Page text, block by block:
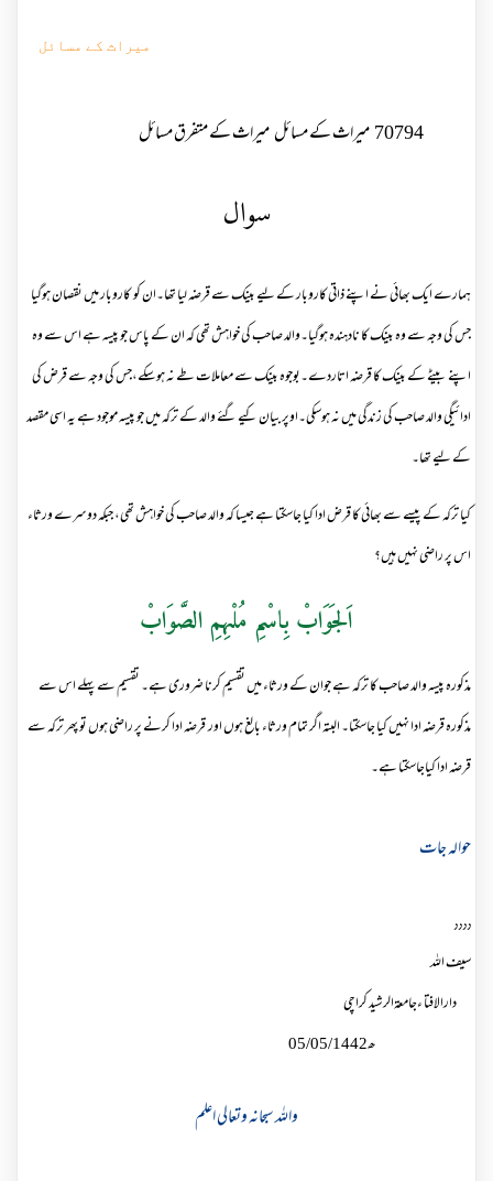
میراث کے مسائل
70794میراث کے مسائلمیراث کے متفرق مسائل
سوال
ہمارے ایک بھائی نے اپنے ذاتی کاروبار کے لیے بینک سے قرضہ لیا تھا۔ان کو کاروبار میں نقصان ہوگیا
جس کی وجہ سے وہ بینک کا نادہندہ ہوگیا۔والد صاحب کی خواہش تھی کہ ان کے پاس جو پیسہ ہے اس سے وہ
اپنے بیٹے کے بینک کا قرضہ اتاردے۔بوجوہ بینک سے معاملات طے نہ ہوسکے،جس کی وجہ سے قرض کی
ادائیگی والد صاحب کی زندگی میں نہ ہوسکی۔اوپر بیان کیے گئے والد کے ترکہ میں جو پیسہ موجود ہے یہ اسی مقصد
کے لیے تھا۔
کیا ترکہ کے پیسے سے بھائی کا قرض ادا کیا جاسکتا ہے جیسا کہ والد صاحب کی خواہش تھی، جبکہ دوسرے ورثاء
اس پر راضی نہیں ہیں؟
اَلجَوَابْ بِاسْمِ مُلْہِمِ الصَّوَابْ
مذکورہ پیسہ والد صاحب کا ترکہ ہے جوان کے ورثاء میں تقسیم کرنا ضروری ہے۔ تقسیم سے پہلے اس سے
مذکورہ قرضہ ادا نہیں کیا جاسکتا۔ البتہ اگر تمام ورثاء بالغ ہوں اور قرضہ ادا کرنے پر راضی ہوں تو پھر ترکہ سے
قرضہ ادا کیاجاسکتا ہے۔
حوالہ جات
٫٫٫٫
سیف اللہ
دارالافتا ءجامعۃالرشید کراچی
ھ05/05/1442
واللہ سبحانہ وتعالی اعلم